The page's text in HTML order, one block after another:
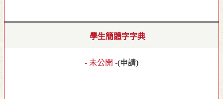
學生簡體字字典
- 未公開 -(申請)